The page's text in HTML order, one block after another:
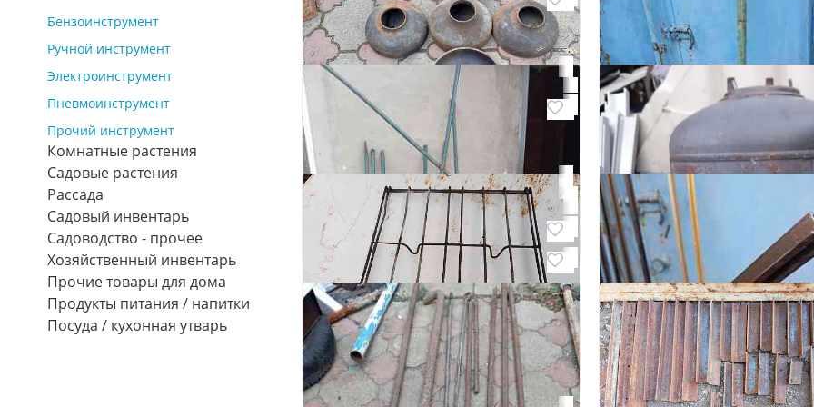
2
Продам блюдо на ножке
Донецк
₽ 1 500Торг
Продам конфетницу
₽ 800
5
Трубы
и др.
Донецк, Ленинский
₽ 50
Переходник концентрический 108
на 273 мм
Донецк, Ленинский
₽ 1 000
3
Труба фильтр для
Донецк, Ленинский
₽ 1 000
Бензоинструмент
Ручной инструмент
Электроинструмент
Пневмоинструмент
Прочий инструмент
Комнатные растения
Садовые растения
Рассада
Садовый инвентарь
Садоводство - прочее
Хозяйственный инвентарь
Прочие товары для дома
Продукты питания / напитки
Посуда / кухонная утварь